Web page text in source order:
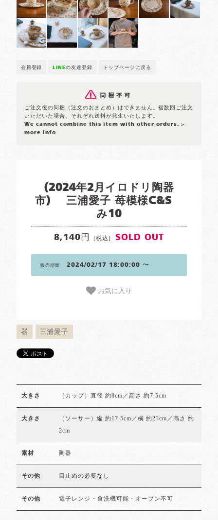
会員登録 LINEの友達登録 トップページに戻る
ご注文後の同梱（注文のおまとめ）はできません。複数回ご注文
いただいた場合、それぞれ送料が発生いたします。
We cannot combine this item with other orders. >
more info
(2024年2月イロドリ陶器
市) 三浦愛子 苺模様C&S
み10
8,140円 [税込] SOLD OUT
販売期間 2024/02/17 18:00:00 〜
お気に入り
器 三浦愛子
大きさ （カップ）直径 約8cm／高さ 約7.5cm
大きさ （ソーサー）縦 約17.5cm／横 約23cm／高さ 約
2cm
素材 陶器
その他 目止めの必要なし
その他 電子レンジ・食洗機可能・オーブン不可